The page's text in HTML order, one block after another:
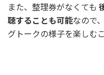
また、整理券がなくても
聴することも可能なので
グトークの様子を楽しむ